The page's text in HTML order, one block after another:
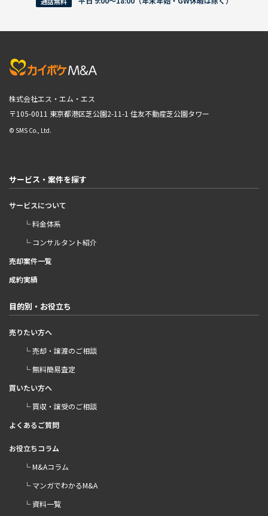
株式会社エス・エム・エス
〒105-0011 東京都港区芝公園2-11-1 住友不動産芝公園タワー
© SMS Co., Ltd.
サービス・案件を探す
サービスについて
└ 料金体系
└ コンサルタント紹介
売却案件一覧
成約実績
目的別・お役立ち
売りたい方へ
└ 売却・譲渡のご相談
└ 無料簡易査定
買いたい方へ
└ 買収・譲受のご相談
よくあるご質問
お役立ちコラム
└ M&Aコラム
└ マンガでわかるM&A
└ 資料一覧